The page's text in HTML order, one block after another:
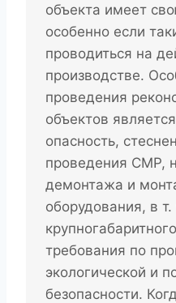
объекта имеет
особенно если
проводиться на
производстве.
проведения
объектов
опасность,
проведения СМР,
демонтажа и
оборудования, в т.
требования по
экологической и
безопасности.